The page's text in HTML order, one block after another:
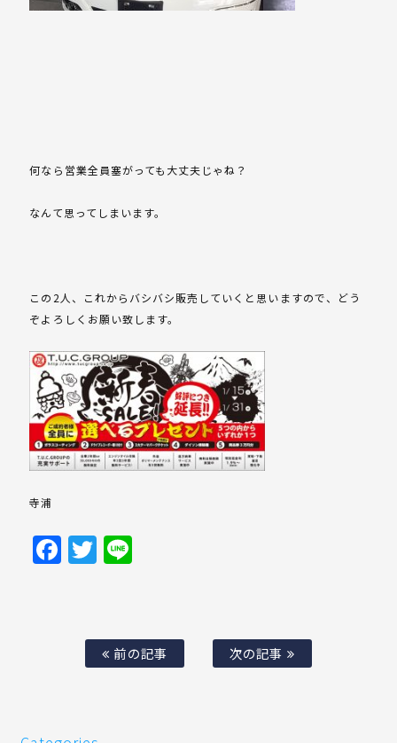
何なら営業全員塞がっても大丈夫じゃね？
なんて思ってしまいます。
この2人、これからバシバシ販売していくと思いますので、どう
ぞよろしくお願い致します。
寺浦
Facebook
Twitter
前の記事 次の記事